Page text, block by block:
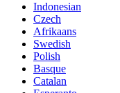
Indonesian
Czech
Afrikaans
Swedish
Polish
Basque
Catalan